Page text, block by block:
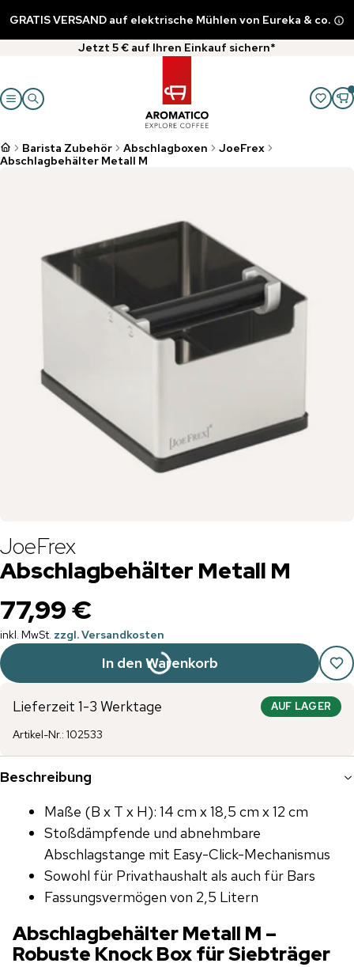
GRATIS VERSAND auf elektrische Mühlen von Eureka & co.
Jetzt 5 € auf Ihren Einkauf sichern*
Barista Zubehör Abschlagboxen
JoeFrex
Abschlagbehälter Metall M
JoeFrex
Abschlagbehälter Metall M
77,99 €
inkl. MwSt. zzgl. Versandkosten
In den Warenkorb
Lieferzeit 1-3 Werktage AUF LAGER
Artikel-Nr.: 102533
Beschreibung
Maße (B x T x H): 14 cm x 18,5 cm x 12 cm
Stoßdämpfende und abnehmbare
Abschlagstange mit Easy-Click-Mechanismus
Sowohl für Privathaushalt als auch für Bars
Fassungsvermögen von 2,5 Litern
Abschlagbehälter Metall M –
Robuste Knock Box für Siebträger